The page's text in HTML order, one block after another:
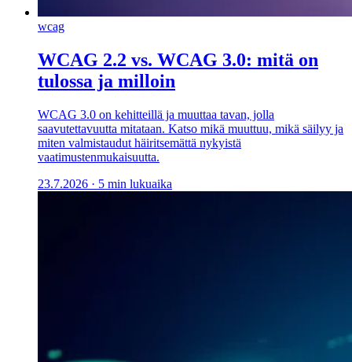
wcag
WCAG 2.2 vs. WCAG 3.0: mitä on
tulossa ja milloin
WCAG 3.0 on kehitteillä ja muuttaa tavan, jolla
saavutettavuutta mitataan. Katso mikä muuttuu, mikä säilyy ja
miten valmistaudut häiritsemättä nykyistä
vaatimustenmukaisuutta.
23.7.2026 · 5 min lukuaika